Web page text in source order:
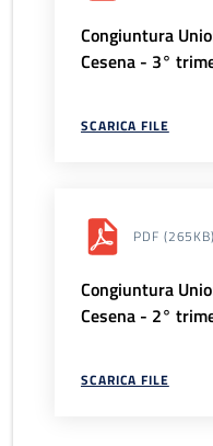
Congiuntura
Cesena - 3°
SCARICA FILE
PDF (265KB)
Congiuntura
Cesena - 2°
SCARICA FILE